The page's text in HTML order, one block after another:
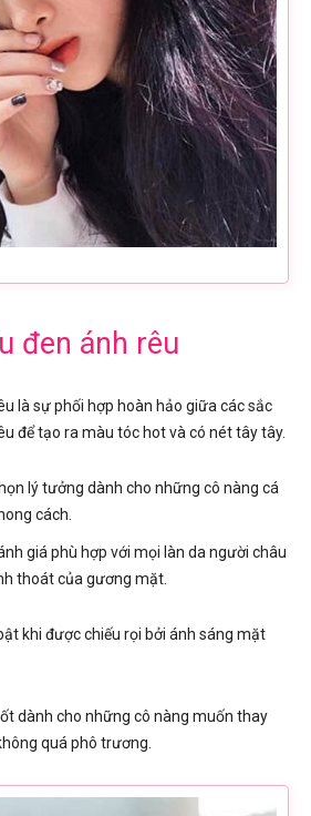
đen ánh rêu
là sự phối hợp hoàn hảo giữa các sắc
để tạo ra màu tóc hot và có nét tây tây.
lý tưởng dành cho những cô nàng cá
cách.
giá phù hợp với mọi làn da người châu
thoát của gương mặt.
khi được chiếu rọi bởi ánh sáng mặt
dành cho những cô nàng muốn thay
quá phô trương.